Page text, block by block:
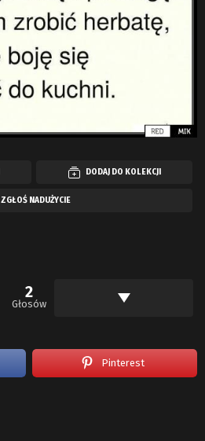
DODAJ DO KOLEKCJI
ZGŁOŚ NADUŻYCIE
2
Głosów
Pinterest